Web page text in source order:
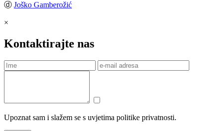
ⓓ Joško Gamberožić
×
Kontaktirajte nas
Upoznat sam i slažem se s uvjetima politike privatnosti.